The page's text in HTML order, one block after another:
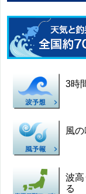
3時
風
波
る